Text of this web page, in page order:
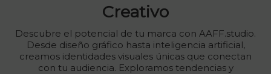
Creativo
Descubre el potencial de tu marca con AAFF.studio.
Desde diseño gráfico hasta inteligencia artificial,
creamos identidades visuales únicas que conectan
con tu audiencia. Exploramos tendencias y